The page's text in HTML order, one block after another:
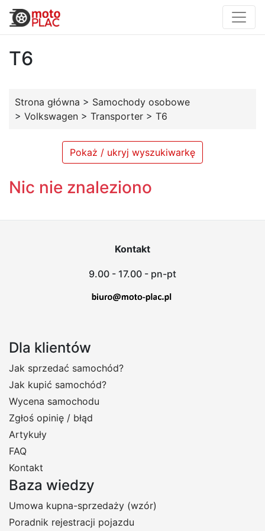
T6
Strona główna > Samochody osobowe
> Volkswagen > Transporter > T6
Pokaż / ukryj wyszukiwarkę
Nic nie znaleziono
Kontakt
9.00 - 17.00 - pn-pt
Dla klientów
Jak sprzedać samochód?
Jak kupić samochód?
Wycena samochodu
Zgłoś opinię / błąd
Artykuły
FAQ
Kontakt
Baza wiedzy
Umowa kupna-sprzedaży (wzór)
Poradnik rejestracji pojazdu